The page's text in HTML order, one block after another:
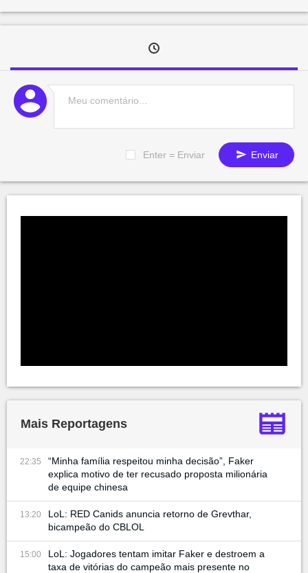
Enter = Enviar Enviar
Mais Reportagens
22:35
“Minha família respeitou minha decisão”, Faker
explica motivo de ter recusado proposta milionária
de equipe chinesa
13:20
LoL: RED Canids anuncia retorno de Grevthar,
bicampeão do CBLOL
15:00
LoL: Jogadores tentam imitar Faker e destroem a
taxa de vitórias do campeão mais presente no